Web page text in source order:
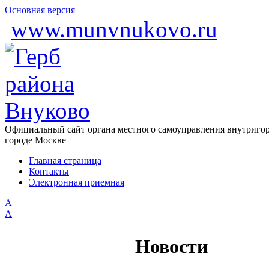
Основная версия
www.munvnukovo.ru
Официальный сайт органа местного самоуправления
городе Москве
Главная страница
Контакты
Электронная приемная
А
A
Новости